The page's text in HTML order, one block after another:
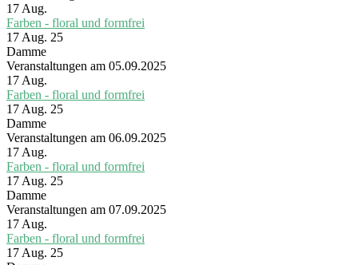
17 Aug.
Farben - floral und formfrei
17 Aug. 25
Damme
Veranstaltungen am 05.09.2025
17 Aug.
Farben - floral und formfrei
17 Aug. 25
Damme
Veranstaltungen am 06.09.2025
17 Aug.
Farben - floral und formfrei
17 Aug. 25
Damme
Veranstaltungen am 07.09.2025
17 Aug.
Farben - floral und formfrei
17 Aug. 25